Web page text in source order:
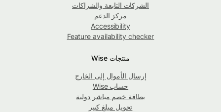
الشركات التابعة والشراكات
مركز الدعم
Accessibility
Feature availability checker
منتجات Wise
إرسال الأموال إلى الخارج
حساب Wise
بطاقة خصم مباشر دولية
تحويل مبلغ كبير